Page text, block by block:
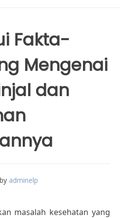
Fakta-
Mengenai
dan
by adminelp
masalah kesehatan yang